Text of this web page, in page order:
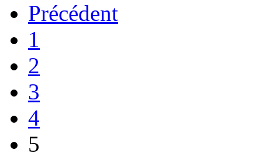
Précédent
1
2
3
4
5